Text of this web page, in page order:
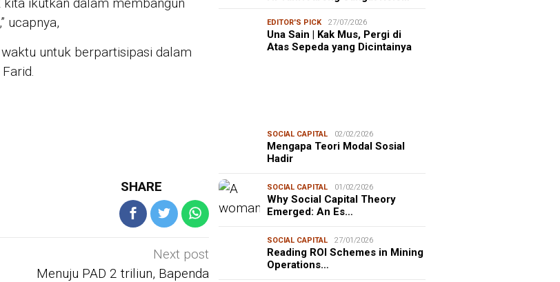
ucapnya,
untuk berpartisipasi dalam
SHARE
Next post
Menuju PAD 2 triliun, Bapenda
EDITOR'S PICK 27/07/2026
Una Sain | Kak Mus, Pergi di
Atas Sepeda yang Dicintainya
SOCIAL CAPITAL 02/02/2026
Mengapa Teori Modal Sosial
Hadir
SOCIAL CAPITAL 01/02/2026
Why Social Capital Theory
Emerged: An Es…
SOCIAL CAPITAL 27/01/2026
Reading ROI Schemes in Mining
Operations…